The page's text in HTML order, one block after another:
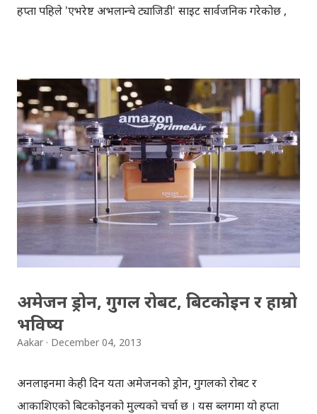
हप्ता पहिले 'एभरेष्ट अभलान्चे ट्याजिडी' साइट सार्वजनिक गरेकोछ ,
हिलारी स्टेप हुँदै सगरमाथाको टुप्पामा पुगेर टुंगिन्छ । सगरमाथाको
टुप्पाबाट हिमालहरुको दृश्यावलोकन पनि मज्जाले गर्न सकिन्छ, सायद
यसै कारण पनि होला, सबैजना सगरमाथा चढ्न मरिहत्ते गरेका ।
साइटमा, खुम्बुमा गएको हिमपहिरोको पनि वर्णन गरिएकोछ,
ब्याकग्राउन्डमा मान्छेहरु बोलेको, अनि हिमालको चिसो स्याँठको
आवाजको अनुभव गर्नसकिन्छ, ट्रेकभरि नै । साइटको वाँया भागमा
उचाइको जानकारी देखिन्छ, बाटोलाई रातो धर्सोले देखाइएको छ ।
बेसक्याम्प देखि टुप्पासम्मको यात्रा कठिन रहेछ भन्नेकुरा डिस्कभरीको
थ्रिडी ट्रेक गरेपछि अनुभव भयो । खुम्बुमा गएको हिमपहिरो ...
अमेजन ड्रोन, गुगल रोबट, बिटकोइन र हाम्रो
भविष्य
Aakar December 04, 2013
अनलाइनमा केही दिन यता अमेजनको ड्रोन, गुगलको रोबट र
आकाशिएको बिटकोइनको मुल्यको चर्चा छ । यस ब्लगमा यो हप्ता